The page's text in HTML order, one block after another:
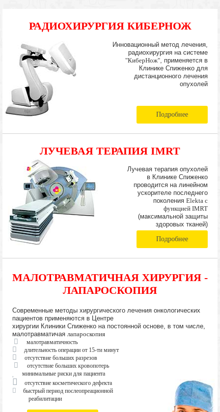
РАДИОХИРУРГИЯ КИБЕРНОЖ
Инновационный метод лечения,
радиохирургия на системе
"КиберНож", применяется в
Клинике Спиженко для
дистанционного лечения
опухолей
Подробнее
ЛУЧЕВАЯ ТЕРАПИЯ IMRT
Лучевая терапия опухолей
в Клинике Спиженко
проводится на линейном
ускорителе последнего
поколения Elekta с
функцией IMRT
(максимальной защиты
здоровых тканей)
Подробнее
МАЛОТРАВМАТИЧНАЯ ХИРУРГИЯ -
ЛАПАРОСКОПИЯ
Современные методы хирургического лечения онкологических
пациентов применяются в Центре
хирургии Клиники Спиженко на постоянной основе, в том числе,
малотравматичая лапароскопия
малотравматичность
длительность операции от 15-ти минут
отсутствие больших разрезов
отсутствие больших кровопотерь
минимальные риски для пациента
отсутствие косметического дефекта
быстрый период послеопреационной
реабилитации